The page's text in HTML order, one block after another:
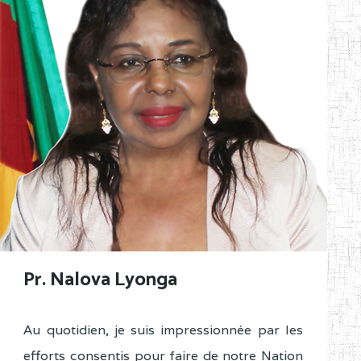
Pr. Nalova Lyonga
Au quotidien, je suis impressionnée par les
efforts consentis pour faire de notre Nation